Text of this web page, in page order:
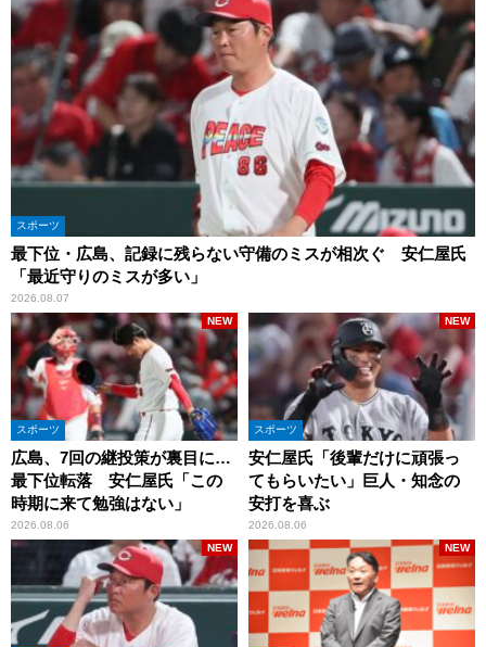
スポーツ
最下位・広島、記録に残らない守備のミスが相次ぐ 安仁屋氏
「最近守りのミスが多い」
2026.08.07
スポーツ
広島、7回の継投策が裏目に…
最下位転落 安仁屋氏「この
時期に来て勉強はない」
2026.08.06
NEW
スポーツ
安仁屋氏「後輩だけに頑張っ
てもらいたい」巨人・知念の
安打を喜ぶ
2026.08.06
NEW
NEW NEW